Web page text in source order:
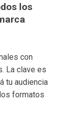
los
con
La clave es
tu audiencia
formatos